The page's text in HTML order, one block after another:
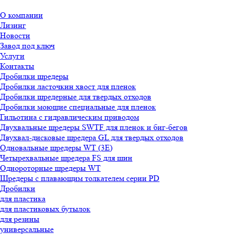
О компании
Лизинг
Новости
Завод под ключ
Услуги
Контакты
Дробилки шредеры
Дробилки ласточкин хвост для пленок
Дробилки шредерные для твердых отходов
Дробилки моющие специальные для пленок
Гильотина с гидравлическим приводом
Двухвальные шредеры SWTF для пленок и биг-бегов
Двухвал-дисковые шредера GL для твердых отходов
Одновальные шредеры WT (3E)
Четырехвальные шредера FS для шин
Однороторные шредеры WT
Шредеры с плавающим толкателем серии PD
Дробилки
для пластика
для пластиковых бутылок
для резины
универсальные